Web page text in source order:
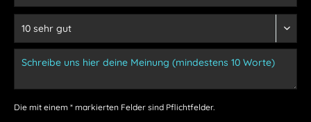
Die mit einem * markierten Felder sind Pflichtfelder.